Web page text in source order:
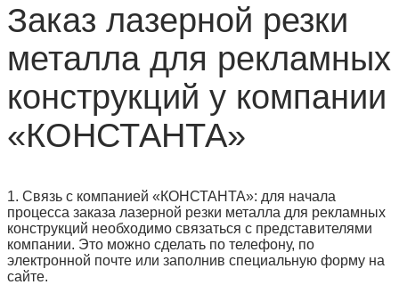
Заказ лазерной резки
металла для рекламных
конструкций у компании
«КОНСТАНТА»
1. Связь с компанией «КОНСТАНТА»: для начала
процесса заказа лазерной резки металла для рекламных
конструкций необходимо связаться с представителями
компании. Это можно сделать по телефону, по
электронной почте или заполнив специальную форму на
сайте.